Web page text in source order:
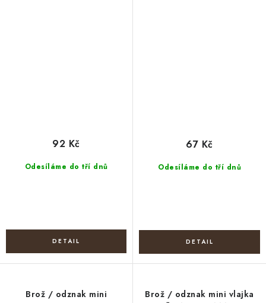
Odesíláme do tří dnů
92 Kč
Odesíláme do tří dnů
67 Kč
Brož / odznak mini
Brož / odznak mini vlajka